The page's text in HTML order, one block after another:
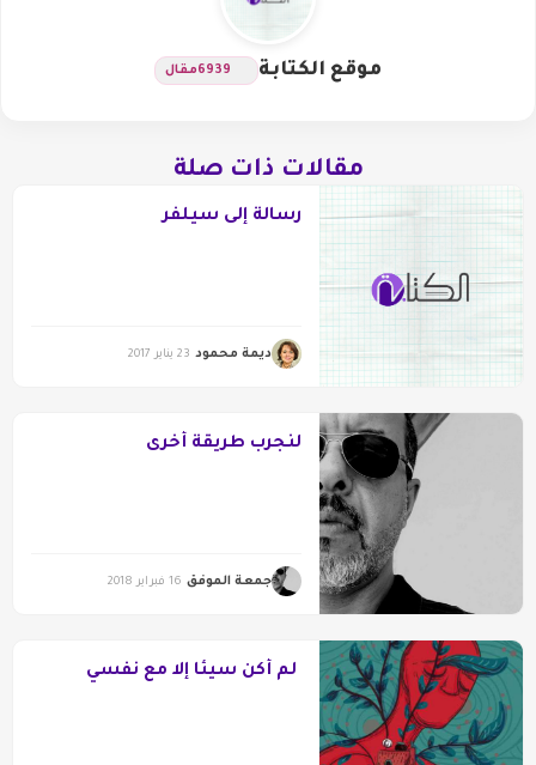
موقع الكتابة 6939مقال
مقالات ذات صلة
رسالة إلى سيلفر
ديمة محمود 23 يناير 2017
لنجرب طريقة أخرى
جمعة الموفق 16 فبراير 2018
لم أكن سيئا إلا مع نفسي